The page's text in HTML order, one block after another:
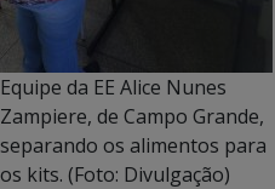
Equipe da EE Alice Nunes
Zampiere, de Campo Grande,
separando os alimentos para
os kits. (Foto: Divulgação)